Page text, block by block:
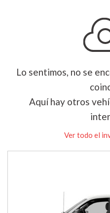
Lo sentimos, no se
Aquí hay otros
Ver todo el